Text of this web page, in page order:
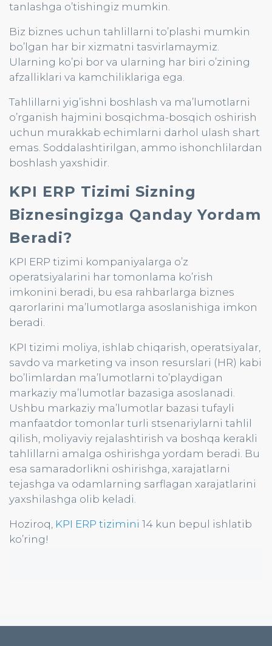
tanlashga o’tishingiz mumkin.
Biz biznes uchun tahlillarni to’plashi mumkin
bo’lgan har bir xizmatni tasvirlamaymiz.
Ularning ko’pi bor va ularning har biri o’zining
afzalliklari va kamchiliklariga ega.
Tahlillarni yig’ishni boshlash va ma’lumotlarni
o’rganish hajmini bosqichma-bosqich oshirish
uchun murakkab echimlarni darhol ulash shart
emas. Soddalashtirilgan, ammo ishonchlilardan
boshlash yaxshidir.
KPI ERP Tizimi Sizning
Biznesingizga Qanday Yordam
Beradi?
KPI ERP tizimi kompaniyalarga o’z
operatsiyalarini har tomonlama ko’rish
imkonini beradi, bu esa rahbarlarga biznes
qarorlarini ma’lumotlarga asoslanishiga imkon
beradi.
KPI tizimi moliya, ishlab chiqarish, operatsiyalar,
savdo va marketing va inson resurslari (HR) kabi
bo’limlardan ma’lumotlarni to’playdigan
markaziy ma’lumotlar bazasiga asoslanadi.
Ushbu markaziy ma’lumotlar bazasi tufayli
manfaatdor tomonlar turli stsenariylarni tahlil
qilish, moliyaviy rejalashtirish va boshqa kerakli
tahlillarni amalga oshirishga yordam beradi. Bu
esa samaradorlikni oshirishga, xarajatlarni
tejashga va odamlarning sarflagan xarajatlarini
yaxshilashga olib keladi.
Hoziroq, KPI ERP tizimini 14 kun bepul ishlatib
ko’ring!